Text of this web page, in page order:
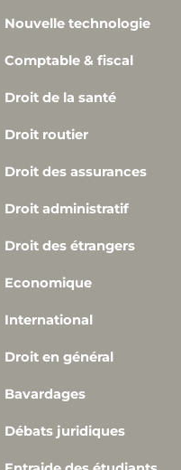
Nouvelle technologie
Comptable & fiscal
Droit de la santé
Droit routier
Droit des assurances
Droit administratif
Droit des étrangers
Economique
International
Droit en général
Bavardages
Débats juridiques